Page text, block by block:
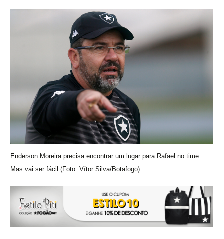
Enderson Moreira precisa encontrar um lugar para Rafael no time.
Mas vai ser fácil (Foto: Vítor Silva/Botafogo)